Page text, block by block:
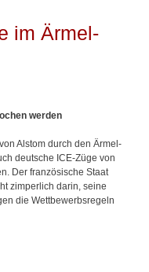
im Ärmel-
werden
Alstom durch den Ärmel-
deutsche ICE-Züge von
Der französische Staat
zimperlich darin, seine
die Wettbewerbsregeln